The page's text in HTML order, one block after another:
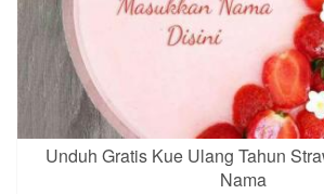
Unduh Gratis Kue Ulang Tahun
Nama